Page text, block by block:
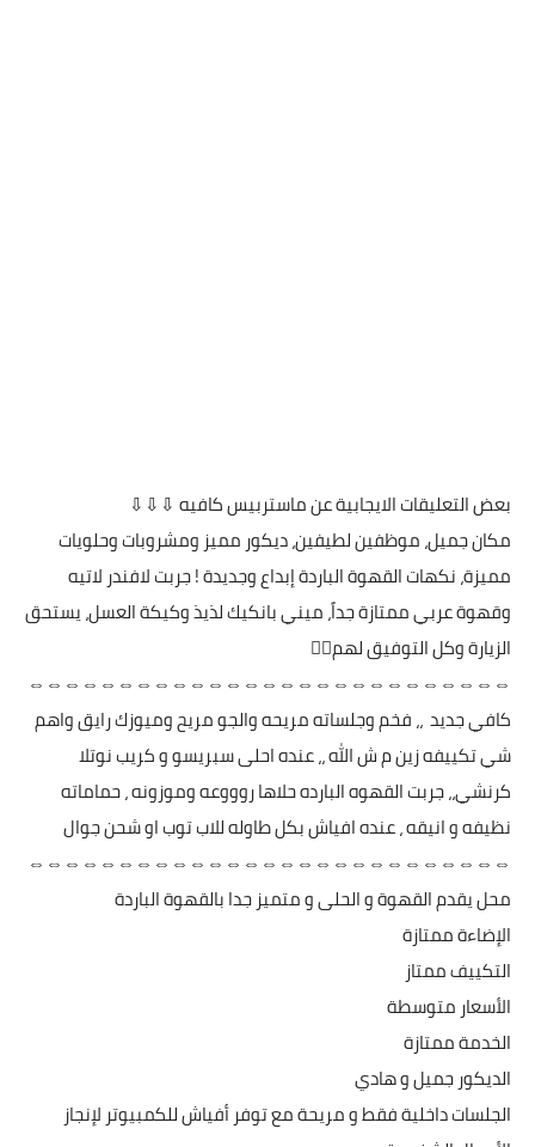
بعض التعليقات الايجابية عن ماستربيس كافيه ⇩⇩⇩
مكان جميل، موظفين لطيفين، ديكور مميز ومشروبات وحلويات
مميزة، نكهات القهوة الباردة إبداع وجديدة ! جربت لافندر لاتيه
وقهوة عربي ممتازة جداً، ميني بانكيك لذيذ وكيكة العسل، يستحق
الزيارة وكل التوفيق لهم👍🏻
⇔⇔⇔⇔⇔⇔⇔⇔⇔⇔⇔⇔⇔⇔⇔⇔⇔⇔⇔⇔⇔⇔⇔⇔⇔⇔⇔
كافي جديد ،، فخم وجلساته مريحه والجو مريح وميوزك رايق واهم
شي تكييفه زين م ش الله ،، عنده احلى سبريسو و كريب نوتلا
كرنشي،، جربت القهوه البارده حلاها روووعه وموزونه ، حماماته
نظيفه و انيقه ، عنده افياش بكل طاوله للاب توب او شحن جوال
⇔⇔⇔⇔⇔⇔⇔⇔⇔⇔⇔⇔⇔⇔⇔⇔⇔⇔⇔⇔⇔⇔⇔⇔⇔⇔⇔
محل يقدم القهوة و الحلى و متميز جدا بالقهوة الباردة
الإضاءة ممتازة
التكييف ممتاز
الأسعار متوسطة
الخدمة ممتازة
الديكور جميل و هادي
الجلسات داخلية فقط و مريحة مع توفر أفياش للكمبيوتر لإنجاز